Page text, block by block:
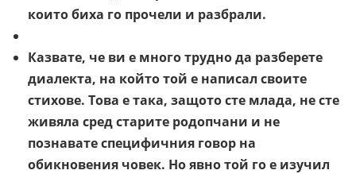
които биха го прочели и разбрали.
Казвате, че ви е много трудно да разберете
диалекта, на който той е написал своите
стихове. Това е така, защото сте млада, не сте
живяла сред старите родопчани и не
познавате специфичния говор на
обикновения човек. Но явно той го е изучил